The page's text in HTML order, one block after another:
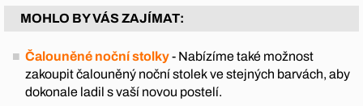
MOHLO BY VÁS ZAJÍMAT:
Čalouněné noční stolky- Nabízíme také možnost
zakoupit čalouněný noční stolek ve stejných barvách, aby
dokonale ladil s vaší novou postelí.